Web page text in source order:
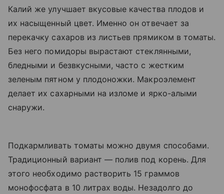
Калий же улучшает вкусовые качества плодов и
их насыщенный цвет. Именно он отвечает за
перекачку сахаров из листьев прямиком в томаты.
Без него помидоры вырастают стеклянными,
бледными и безвкусными, часто с жестким
зеленым пятном у плодоножки. Макроэлемент
делает их сахарными на изломе и ярко-алыми
снаружи.
Подкармливать томаты можно двумя способами.
Традиционный вариант — полив под корень. Для
этого необходимо растворить 15 граммов
монофосфата в 10 литрах воды. Незадолго до